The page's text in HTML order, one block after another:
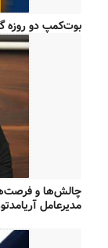
بوت‌کمپ دو روزه
چالش‌ها و
مدیرعامل